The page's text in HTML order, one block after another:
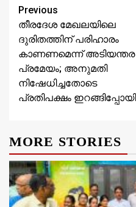
Continue
Reading
Previous
തീരദേശ മേഖലയിലെ
ദുരിതത്തിന് പരിഹാരം
കാണണമെന്ന് അടിയന്തര
പ്രമേയം; അനുമതി
നിഷേധിച്ചതോടെ
പ്രതിപക്ഷം ഇറങ്ങിപ്പോയി
MORE STORIES